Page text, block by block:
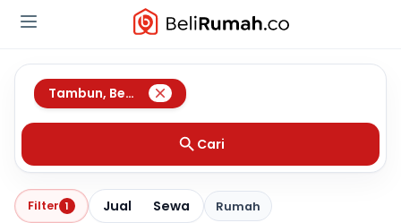
Tambun, Bekasi
Cari
Filter 1 Jual Sewa Rumah